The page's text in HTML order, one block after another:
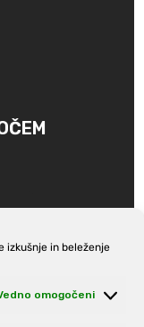
izkušnje in beleženje
omogočeni